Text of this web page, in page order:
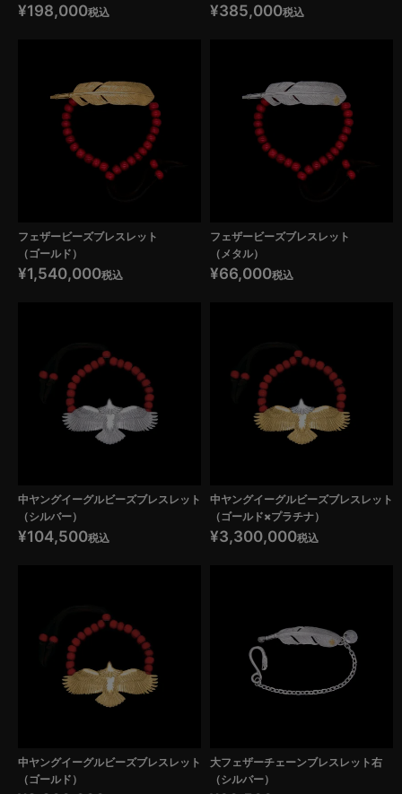
¥198,000税込 ¥385,000税込
フェザービーズブレスレット
（ゴールド）
¥1,540,000税込
フェザービーズブレスレット
（メタル）
¥66,000税込
中ヤングイーグルビーズブレスレット
（シルバー）
¥104,500税込
中ヤングイーグルビーズブレスレット
（ゴールド×プラチナ）
¥3,300,000税込
中ヤングイーグルビーズブレスレット
（ゴールド）
大フェザーチェーンブレスレット右
（シルバー）